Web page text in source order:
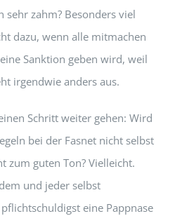
sehr zahm? Besonders viel
dazu, wenn alle mitmachen
Sanktion geben wird, weil
irgendwie anders aus.
Schritt weiter gehen: Wird
bei der Fasnet nicht selbst
zum guten Ton? Vielleicht.
und jeder selbst
eine Pappnase